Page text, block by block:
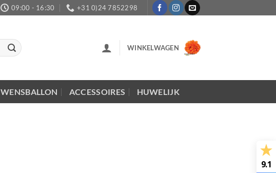
09:00 - 16:30 +31 0)24 7852298
WINKELWAGEN
WENSBALLON ACCESSOIRES HUWELIJK
9.1